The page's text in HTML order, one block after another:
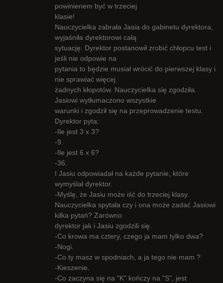
powinienem być w trzeciej
klasie!
Nauczycielka zabrała Jasia do gabinetu dyrektora,
wyjaśniła dyrektorowi całą
sytuację. Dyrektor postanowił zrobić chłopcu test i
jeśli nie odpowie na
pytania to będzie musiał wrócić do pierwszej klasy i
nie sprawiać więcej
żadnych kłopotów. Nauczycielka się zgodziła.
Jasiowi wytłumaczono wszystkie
warunki i zgodził się na przeprowadzenie testu.
Dyrektor pyta:
-Ile jest 3 x 3?
-9.
-Ile jest 6 x 6?
-36.
I Jasiu odpowiadał na każde pytanie, które
wymyślał dyrektor.
-Myślę, że Jasiu może iść do trzeciej klasy.
Nauczycielka spytała czy i ona może zadać Jasiowi
kilka pytań? Zarówno
dyrektor jak i Jasiu zgodzili się.
-Co krowa ma cztery, czego ja mam tylko dwa?
-Nogi.
-Co ty masz w spodniach, a ja tego nie mam ?
-Kieszenie.
-Co zaczyna się na "K" kończy na "S", jest